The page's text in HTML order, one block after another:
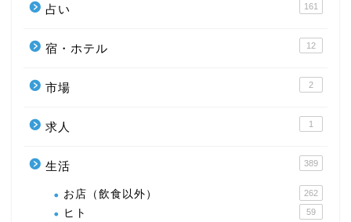
占い 161
宿・ホテル 12
市場 2
求人 1
生活 389
お店（飲食以外） 262
ヒト 59